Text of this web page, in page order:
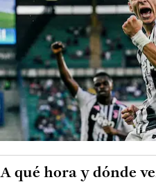
A qué hora y dónde